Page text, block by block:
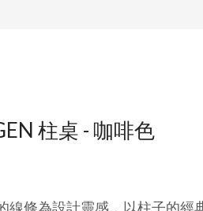
柱桌 - 咖啡色
線條為設計靈感，以柱子的經